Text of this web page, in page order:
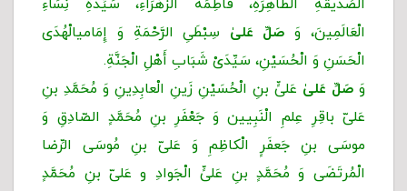
الصِّدِّیقَةِ الطَّاهِرَةِ، فَاطِمَةَ الزَّهْرَاءِ، سَیِّدَةِ نِسَاءِ
الْعَالَمِینَ، وَ صَلِّ عَلیٰ سِبْطَیِ الرَّحْمَةِ وَ إِمَامی‏‏الْهُدَى
الْحَسَنِ وَ الْحُسَیْنِ، سَیِّدَیْ شَبَابِ أَهْلِ الْجَنَّةِ.
وَصَلِّ عَلیٰ عَلىٍّ بنِ الْحُسَیْنِ زَینِ ‌الْعابِدِینِ وَ مُحَمَّدِ بنِ
عَلىّ باقِرِ عِلمِ الْنَبِیین وَ جَعْفَرِ بنِ مُحَمَّدٍ الصّادِقِ وَ
موسَی بنِ جَعفَرٍ الْکاظِمِ وَ عَلىّ بنِ مُوسَی الرِّضا
الْمُرتَضَی وَ مُحَمَّدٍ بنِ عَلىٍّ الْجَوادِ و عَلىّ‌ بنِ‌ مُحَمَّدٍ